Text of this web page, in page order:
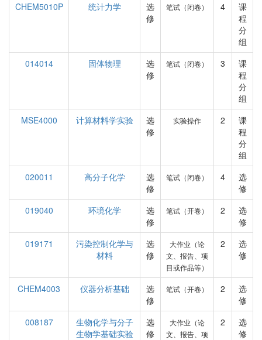
CHEM5010P
统计力学
选
修
笔试（闭卷） 4
课
程
分
组
014014
固体物理
选
修
笔试（闭卷） 3
课
程
分
组
MSE4000
计算材料学实验
选
修
实验操作 2
课
程
分
组
020011
高分子化学
选
修
笔试（闭卷） 4
选
修
019040
环境化学
选
修
笔试（开卷） 2
选
修
019171
污染控制化学与
材料
选
修
大作业（论
文、报告、项
目或作品等）
2
选
修
CHEM4003 仪器分析基础
选
修
笔试（开卷） 2
选
修
008187
生物化学与分子
生物学基础实验
选
修
大作业（论
文、报告、项
2
选
修